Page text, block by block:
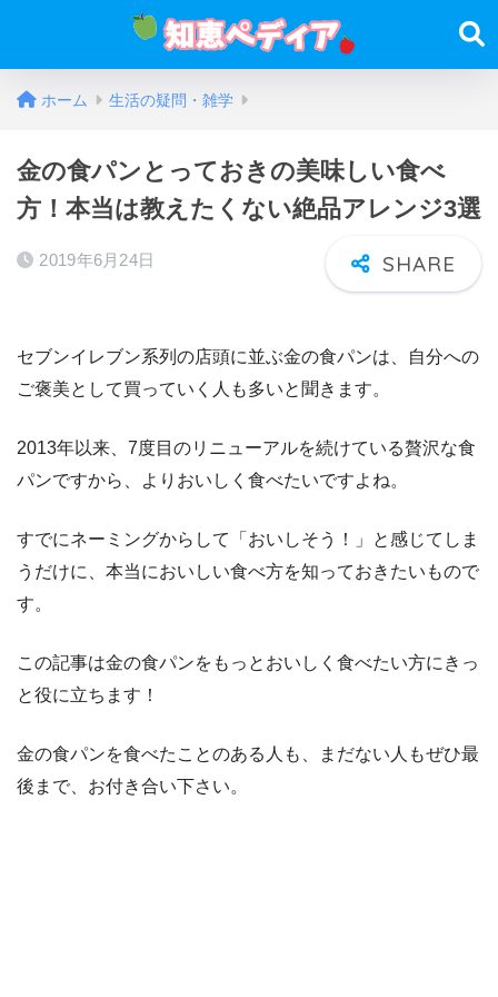
ホーム 生活の疑問・雑学
金の食パンとっておきの美味しい食べ
方！本当は教えたくない絶品アレンジ3選
2019年6月24日
セブンイレブン系列の店頭に並ぶ金の食パンは、自分への
ご褒美として買っていく人も多いと聞きます。
2013年以来、7度目のリニューアルを続けている贅沢な食
パンですから、よりおいしく食べたいですよね。
すでにネーミングからして「おいしそう！」と感じてしま
うだけに、本当においしい食べ方を知っておきたいもので
す。
この記事は金の食パンをもっとおいしく食べたい方にきっ
と役に立ちます！
金の食パンを食べたことのある人も、まだない人もぜひ最
後まで、お付き合い下さい。